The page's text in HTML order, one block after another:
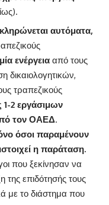
αυτόματα,
ενέργεια από τους
δικαιολογητικών,
τραπεζικούς
1-2 εργάσιμων
τον ΟΑΕΔ.
όσοι παραμένουν
η παράταση.
που ξεκίνησαν να
της επιδότησής τους
με το διάστημα που